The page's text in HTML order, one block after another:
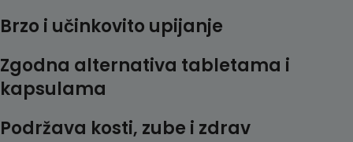
Brzo i učinkovito upijanje
Zgodna alternativa tabletama i
kapsulama
Podržava kosti, zube i zdrav